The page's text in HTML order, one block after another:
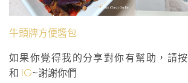
牛頭牌方便醬包
如果你覺得我的分享對你有幫助，請
和 IG~謝謝你們